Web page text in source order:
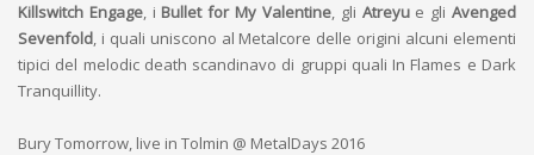
Killswitch Engage, i Bullet for My Valentine, gli Atreyu e gliAvenged
Sevenfold, i quali uniscono al Metalcore delle origini alcuni elementi
tipici del melodic death scandinavo di gruppi quali In Flames e Dark
Tranquillity.
Bury Tomorrow, live in Tolmin @ MetalDays 2016